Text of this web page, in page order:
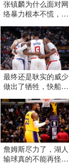
张镇麟为什么面对网
络暴力根本不慌，他
加强大
最终还是耿实的威少
做出了牺牲，快船早
詹姆斯尽力了，湖人
输球真的不能再怪他